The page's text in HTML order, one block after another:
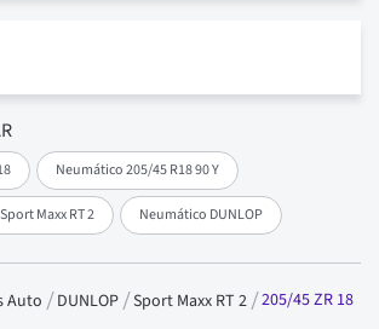
Neumático 205/45 R18 90 Y
Maxx RT 2 Neumático DUNLOP
Auto DUNLOP Sport Maxx RT 2 205/45 ZR 18